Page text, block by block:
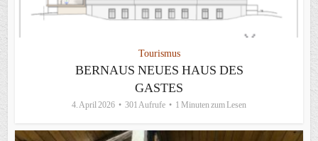
Tourismus
BERNAUS NEUES HAUS DES
GASTES
4. April 2026 301 Aufrufe 1 Minuten zum Lesen